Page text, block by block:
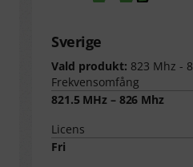
Sverige
Vald produkt: 823 Mhz -
Frekvensomfång
821.5 MHz – 826 Mhz
Licens
Fri